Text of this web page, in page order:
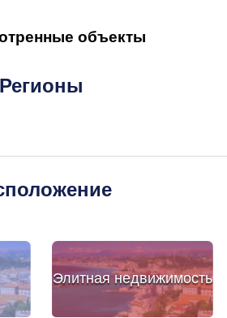
объекты
Регионы
Элитная недвижимость